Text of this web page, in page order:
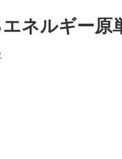
ネルギー原